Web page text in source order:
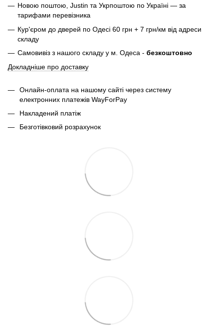
Новою поштою, Justin та Укрпоштою по Україні — за
тарифами перевізника
Кур'єром до дверей по Одесі 60 грн + 7 грн/км від адреси
складу
Самовивіз з нашого складу у м. Одеса - безкоштовно
Докладніше про доставку
Онлайн-оплата на нашому сайті через систему
електронних платежів WayForPay
Накладений платіж
Безготівковий розрахунок